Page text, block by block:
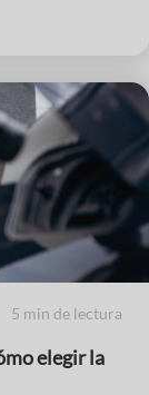
5 min de lectura
elegir la